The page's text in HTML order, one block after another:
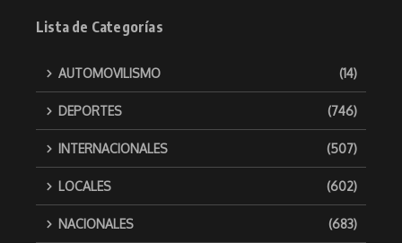
Lista de Categorías
AUTOMOVILISMO (14)
DEPORTES (746)
INTERNACIONALES (507)
LOCALES (602)
NACIONALES (683)